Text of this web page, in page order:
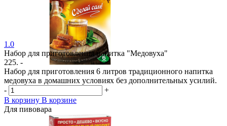
1.0
Набор для приготовления напитка "Медовуха"
225. -
Набор для приготовления 6 литров традиционного напитка
медовуха в домашних условиях без дополнительных усилий.
-
+
В корзину В корзине
Для пивовара